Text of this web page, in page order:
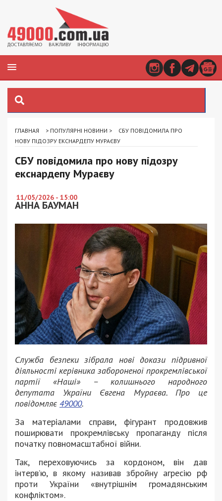
ГЛАВНАЯ > ПОПУЛЯРНІ НОВИНИ >
СБУ ПОВІДОМИЛА ПРО
НОВУ ПІДОЗРУ ЕКСНАРДЕПУ МУРАЄВУ
СБУ повідомила про нову підозру
екснардепу Мураєву
11/05/2026 - 15:00
АННА БАУМАН
Служба безпеки зібрала нові докази підривної
діяльності керівника забороненої прокремлівської
партії «Наші» – колишнього народного
депутата України Євгена Мураєва. Про це
повідомляє 49000.
За матеріалами справи, фігурант продовжив
поширювати прокремлівську пропаганду після
початку повномасштабної війни.
Так, переховуючись за кордоном, він дав
інтерв’ю, в якому називав збройну агресію рф
проти України «внутрішнім громадянським
конфліктом».